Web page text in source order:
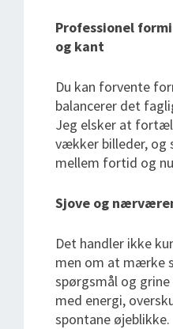
Professionel
og kant
Du kan forvente
balancerer det
Jeg elsker at
vækker billeder, og
mellem fortid og
Sjove og
Det handler ikke
men om at mærke
spørgsmål og
med energi,
spontane øjeblikke.